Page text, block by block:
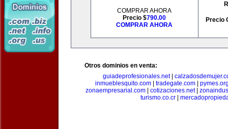
COMPRAR AHORA
Precio $790.00
COMPRAR AHORA
Precio
Otros dominios en venta:
guiadeprofesionales.net|
inmueblesquito.com
tradegate.com
zonaempresarial.com| cotizaciones.net|
turismo.co.cr|